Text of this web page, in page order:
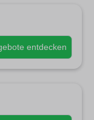
entdecken